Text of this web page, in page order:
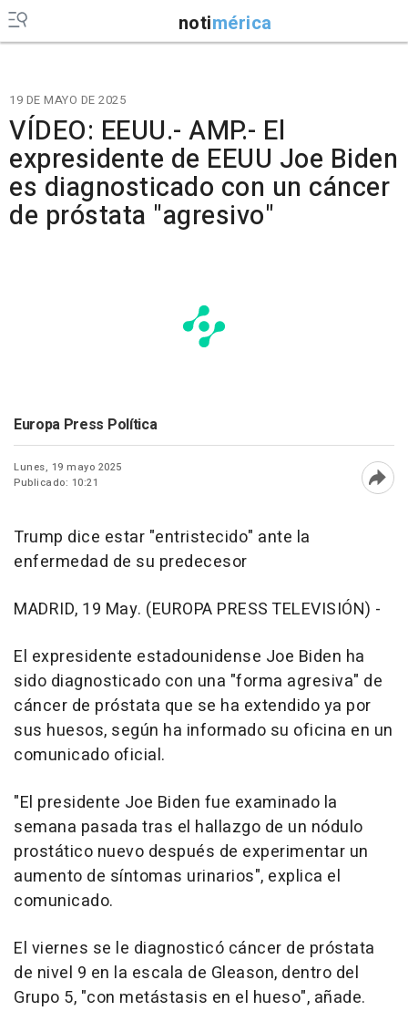
notimérica
19 DE MAYO DE 2025
VÍDEO: EEUU.- AMP.- El
expresidente de EEUU Joe Biden
es diagnosticado con un cáncer
de próstata "agresivo"
Europa Press Política
Lunes, 19 mayo 2025
Publicado: 10:21
Trump dice estar "entristecido" ante la
enfermedad de su predecesor
MADRID, 19 May. (EUROPA PRESS TELEVISIÓN) -
El expresidente estadounidense Joe Biden ha
sido diagnosticado con una "forma agresiva" de
cáncer de próstata que se ha extendido ya por
sus huesos, según ha informado su oficina en un
comunicado oficial.
"El presidente Joe Biden fue examinado la
semana pasada tras el hallazgo de un nódulo
prostático nuevo después de experimentar un
aumento de síntomas urinarios", explica el
comunicado.
El viernes se le diagnosticó cáncer de próstata
de nivel 9 en la escala de Gleason, dentro del
Grupo 5, "con metástasis en el hueso", añade.